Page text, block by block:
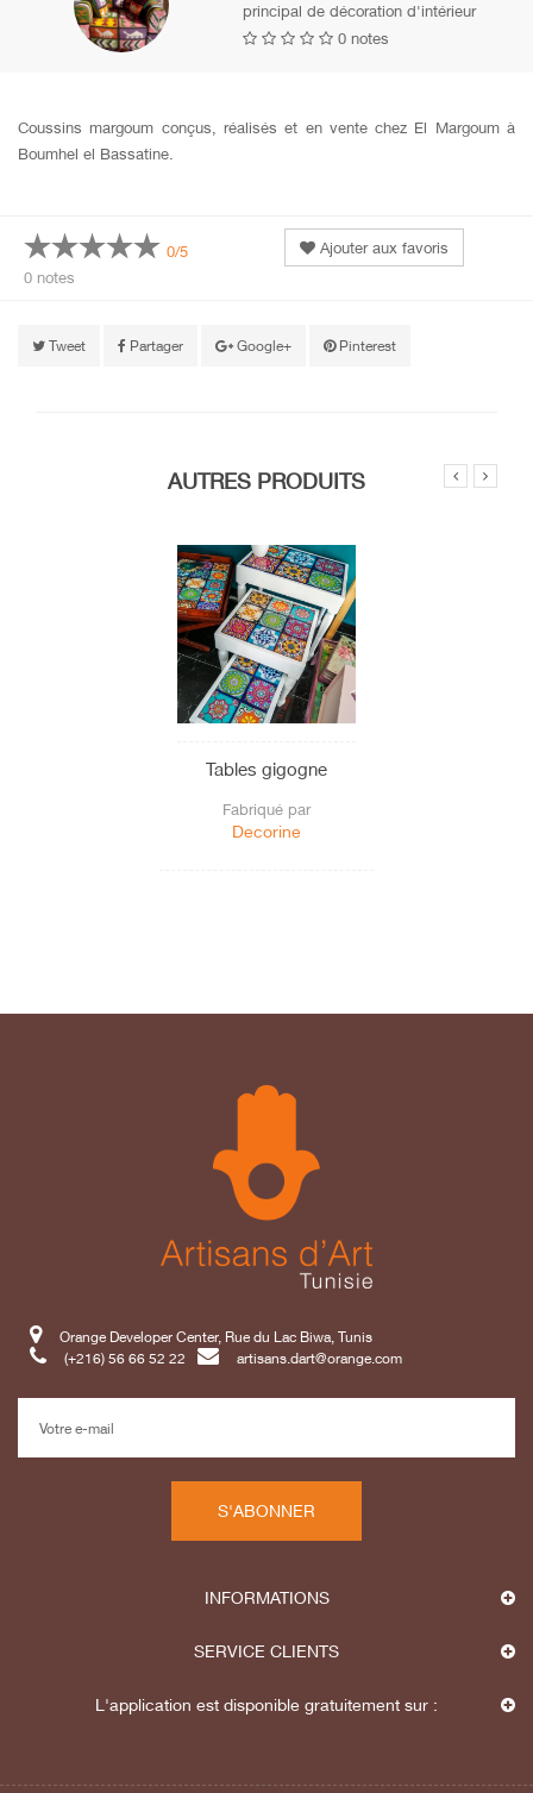
principal de décoration d'intérieur
0 notes
Coussins margoum conçus, réalisés et en vente chez El Margoum à
Boumhel el Bassatine.
0/5
Ajouter aux favoris
0 notes
Tweet Partager Google+ Pinterest
AUTRES PRODUITS
Tables gigogne
Fabriqué par
Decorine
Orange Developer Center, Rue du Lac Biwa, Tunis
(+216) 56 66 52 22
artisans.dart@orange.com
S'ABONNER
INFORMATIONS
SERVICE CLIENTS
L'application est disponible gratuitement sur :